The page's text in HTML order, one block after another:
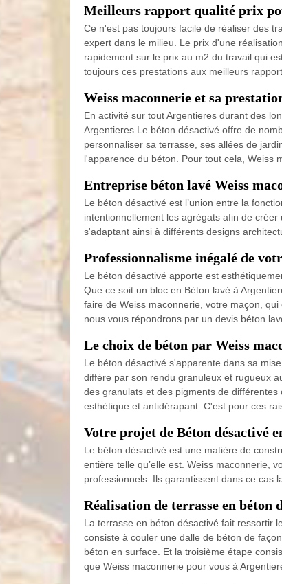
Meilleurs rapport qualité prix
Ce n'est pas toujours facile de réaliser des
expert dans le milieu. Le prix d'une
rapidement sur le prix au m2 du travail qui
toujours ces prestations aux meilleurs
Weiss maconnerie et sa
En activité sur tout Argentieres durant des
Argentieres.Le béton désactivé offre de
personnaliser sa terrasse, ses allées de
l'apparence du béton. Pour tout cela, Weiss
Entreprise béton lavé Weiss
Le béton désactivé est l’union entre la
intentionnellement les agrégats afin de
s'adaptant ainsi à différents designs
Professionnalisme inégalé de
Le béton désactivé apporte est
Que ce soit un bloc en Béton lavé à
faire de Weiss maconnerie, votre maçon,
nous vous répondrons par un devis béton
Le choix de béton par Weiss
Le béton désactivé s'apparente dans sa
diffère par son rendu granuleux et rugueux
des granulats et des pigments de
esthétique et antidérapant. C'est pour ces
Votre projet de Béton désactivé
Le béton désactivé est une matière de
entière telle qu’elle est. Weiss maconnerie,
professionnels. Ils garantissent dans ce cas
Réalisation de terrasse en béton
La terrasse en béton désactivé fait ressortir
consiste à couler une dalle de béton de
béton en surface. Et la troisième étape
que Weiss maconnerie pour vous à